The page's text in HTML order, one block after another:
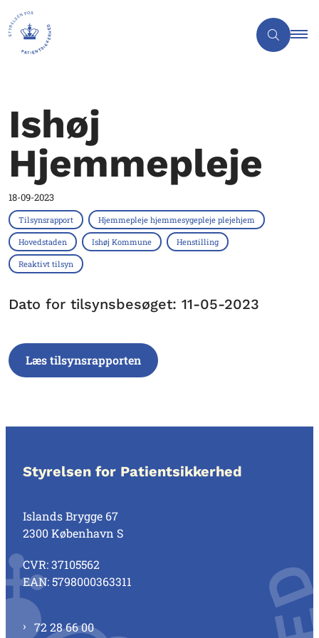
Ishøj
Hjemmepleje
18-09-2023
Tilsynsrapport Hjemmepleje hjemmesygepleje plejehjem
Hovedstaden Ishøj Kommune Henstilling
Reaktivt tilsyn
Dato for tilsynsbesøget: 11-05-2023
Læs tilsynsrapporten
Styrelsen for Patientsikkerhed
Islands Brygge 67
2300 København S
CVR: 37105562
EAN: 5798000363311
72 28 66 00